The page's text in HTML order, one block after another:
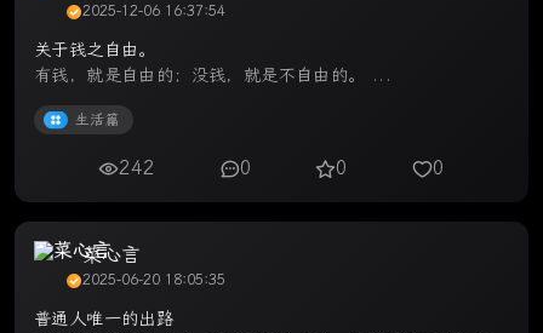
2025-12-06 16:37:54
关于钱之自由。
有钱，就是自由的；没钱，就是不自由的。 ...
生活篇
242 0 0 0
菜心言
2025-06-20 18:05:35
普通人唯一的出路